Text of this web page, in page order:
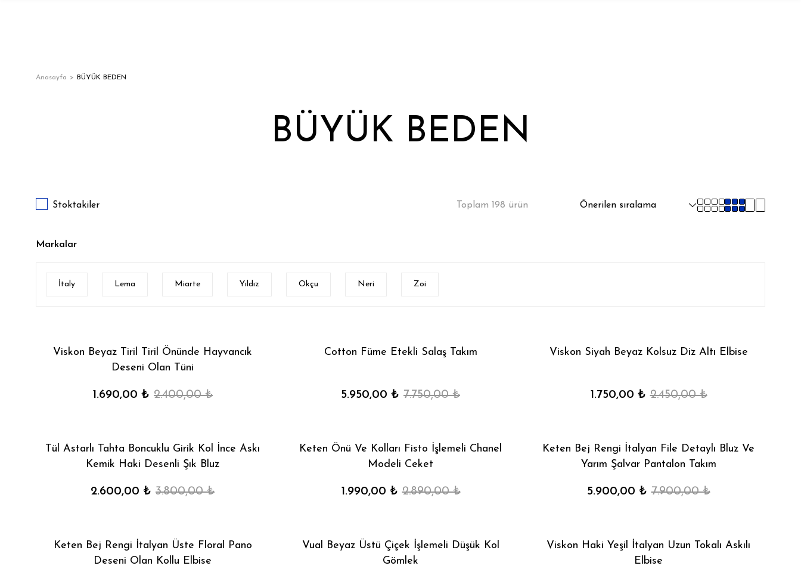
Anasayfa BÜYÜK BEDEN
BÜYÜK BEDEN
Stoktakiler Toplam 198 ürün
Markalar
İtaly Lema Miarte Yıldız Okçu Neri Zoi
Viskon Beyaz Tiril Tiril Önünde Hayvancık
Deseni Olan Tüni
1.690,00 ₺ 2.400,00 ₺
Cotton Füme Etekli Salaş Takım
5.950,00 ₺ 7.750,00 ₺
Viskon Siyah Beyaz Kolsuz Diz Altı Elbise
1.750,00 ₺ 2.450,00 ₺
Tül Astarlı Tahta Boncuklu Girik Kol İnce Askı
Kemik Haki Desenli Şık Bluz
2.600,00 ₺ 3.800,00 ₺
Keten Önü Ve Kolları Fisto İşlemeli Chanel
Modeli Ceket
1.990,00 ₺ 2.890,00 ₺
Keten Bej Rengi İtalyan File Detaylı Bluz Ve
Yarım Şalvar Pantalon Takım
5.900,00 ₺ 7.900,00 ₺
Keten Bej Rengi İtalyan Üste Floral Pano
Deseni Olan Kollu Elbise
Vual Beyaz Üstü Çiçek İşlemeli Düşük Kol
Gömlek
Viskon Haki Yeşil İtalyan Uzun Tokalı Askılı
Elbise